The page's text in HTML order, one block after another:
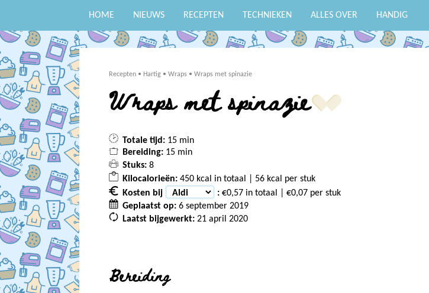
HOME NIEUWS RECEPTEN TECHNIEKEN ALLES OVER HANDIG
Recepten • Hartig •Wraps •Wraps met spinazie
Wraps met spinazie
Totale tijd: 15 min
Bereiding: 15 min
Stuks: 8
Kilocalorieën: 450 kcal in totaal | 56 kcal per stuk
Kosten bij
: €0,57 in totaal | €0,07 per stuk
Geplaatst op: 6 september 2019
Laatst bijgewerkt: 21 april 2020
Bereiding